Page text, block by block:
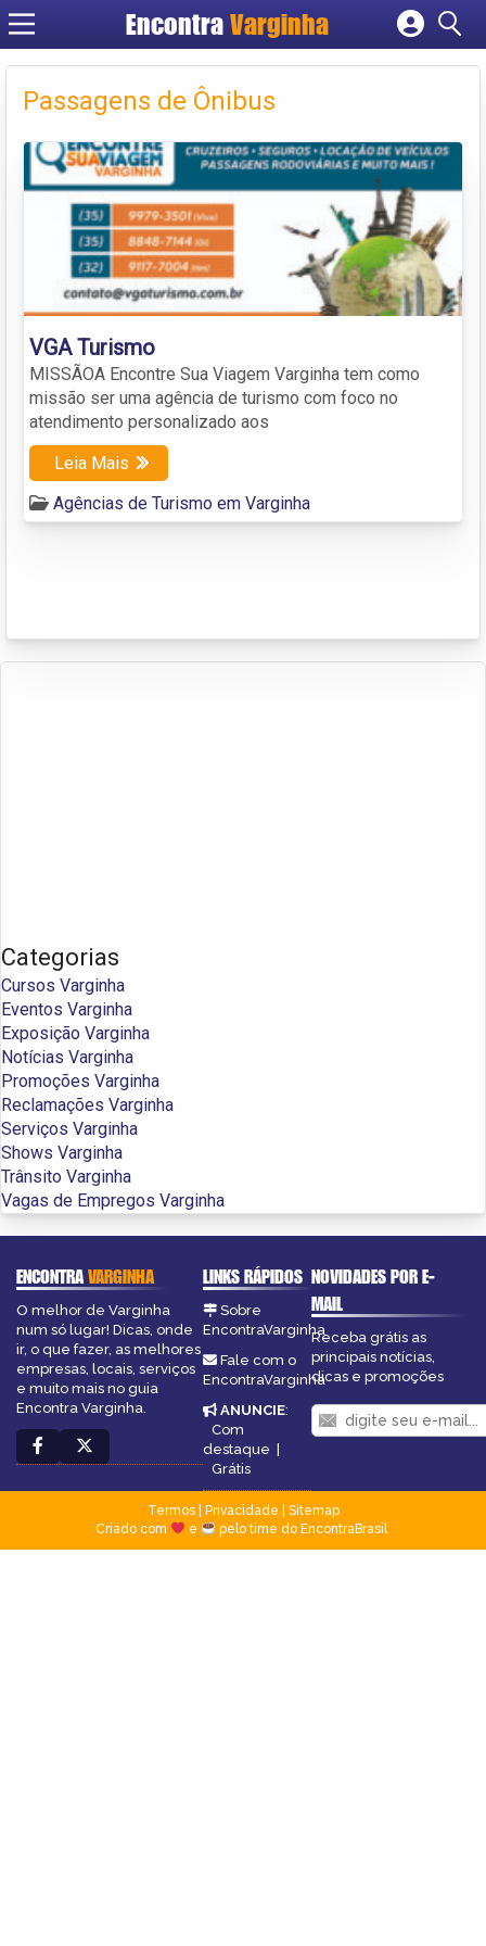
EncontraVarginha
Cadastrar empresa
Criar conta
Passagens de Ônibus
VGA Turismo
MISSÃOA Encontre Sua Viagem Varginha tem como
missão ser uma agência de turismo com foco no
atendimento personalizado aos
Leia Mais
Agências de Turismo em Varginha
Categorias
Cursos Varginha
Eventos Varginha
Exposição Varginha
Notícias Varginha
Promoções Varginha
Reclamações Varginha
Serviços Varginha
Shows Varginha
Trânsito Varginha
Vagas de Empregos Varginha
ENCONTRAVARGINHA
O melhor de Varginha
num só lugar! Dicas, onde
ir, o que fazer, as melhores
empresas, locais, serviços
e muito mais no guia
Encontra Varginha.
LINKS RÁPIDOS
Sobre
EncontraVarginha
Fale com o
EncontraVarginha
ANUNCIE:
Com
destaque |
Grátis
NOVIDADES POR E-
MAIL
Receba grátis as
principais notícias,
dicas e promoções
Termos| Privacidade
Sitemap
Criado com
e pelo time do EncontraBrasil